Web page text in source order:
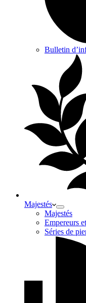
Bulletin
Majestés
Majestés
Empereurs
Séries de